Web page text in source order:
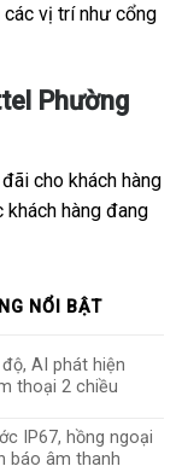
vị trí như cổng
Phường
cho khách hàng
hàng đang
NỔI BẬT
AI phát hiện
thoại 2 chiều
IP67, hồng ngoại
báo âm thanh